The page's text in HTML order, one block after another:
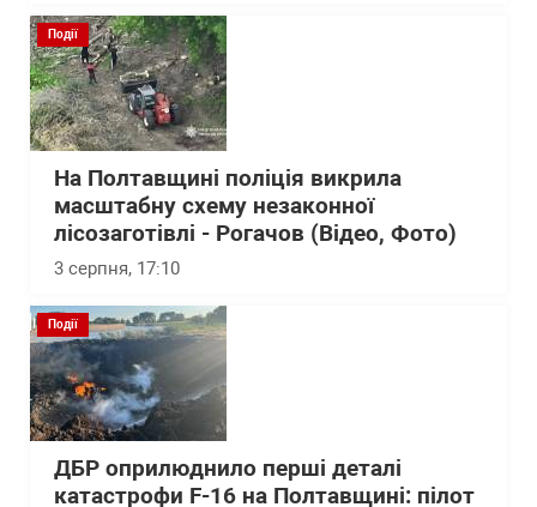
Події
На Полтавщині поліція викрила
масштабну схему незаконної
лісозаготівлі - Рогачов (Відео, Фото)
3 серпня, 17:10
Події
ДБР оприлюднило перші деталі
катастрофи F-16 на Полтавщині: пілот